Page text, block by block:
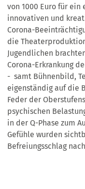
von 1000 Euro für
innovativen und
Corona-
die
Jugendlichen
Corona-Erkrankung
- samt Bühnenbild,
eigenständig auf die
Feder der
psychischen
in der Q-Phase zum
Gefühle wurden
Befreiungsschlag